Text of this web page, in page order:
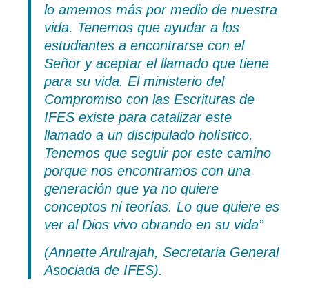
lo amemos más por medio de nuestra
vida. Tenemos que ayudar a los
estudiantes a encontrarse con el
Señor y aceptar el llamado que tiene
para su vida. El ministerio del
Compromiso con las Escrituras de
IFES existe para catalizar este
llamado a un discipulado holístico.
Tenemos que seguir por este camino
porque nos encontramos con una
generación que ya no quiere
conceptos ni teorías. Lo que quiere es
ver al Dios vivo obrando en su vida”
(Annette Arulrajah, Secretaria General
Asociada de IFES).